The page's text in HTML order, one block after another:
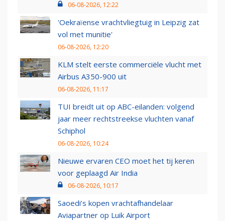
06-08-2026, 12:22
'Oekraïense vrachtvliegtuig in Leipzig zat
vol met munitie'
06-08-2026, 12:20
KLM stelt eerste commerciële vlucht met
Airbus A350-900 uit
06-08-2026, 11:17
TUI breidt uit op ABC-eilanden: volgend
jaar meer rechtstreekse vluchten vanaf
Schiphol
06-08-2026, 10:24
Nieuwe ervaren CEO moet het tij keren
voor geplaagd Air India
06-08-2026, 10:17
Saoedi’s kopen vrachtafhandelaar
Aviapartner op Luik Airport